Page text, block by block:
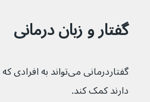
گفتار و زبان درمانی
گفتاردرمانی می‌تواند
دارند کمک کند.